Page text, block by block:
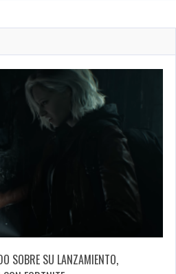
SOBRE SU LANZAMIENTO,